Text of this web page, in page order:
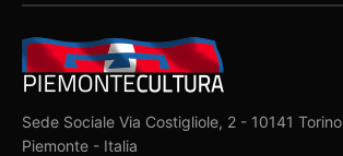
Sede Sociale Via Costigliole, 2 - 10141 Torino
Piemonte - Italia